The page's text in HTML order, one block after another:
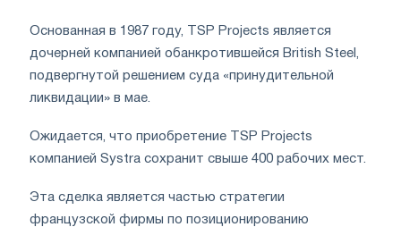
Основанная в 1987 году, TSP Projects является
дочерней компанией обанкротившейся British Steel,
подвергнутой решением суда «принудительной
ликвидации» в мае.
Ожидается, что приобретение TSP Projects
компанией Systra сохранит свыше 400 рабочих мест.
Эта сделка является частью стратегии
французской фирмы по позиционированию